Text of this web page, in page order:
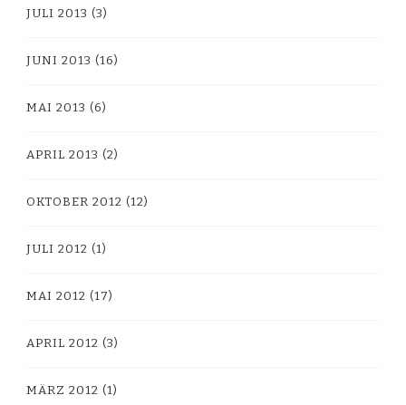
JULI 2013 (3)
JUNI 2013 (16)
MAI 2013 (6)
APRIL 2013 (2)
OKTOBER 2012 (12)
JULI 2012 (1)
MAI 2012 (17)
APRIL 2012 (3)
MÄRZ 2012 (1)